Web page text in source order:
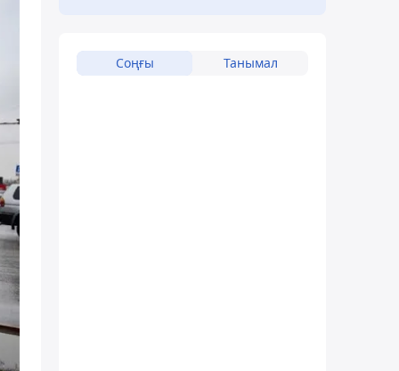
Соңғы Танымал